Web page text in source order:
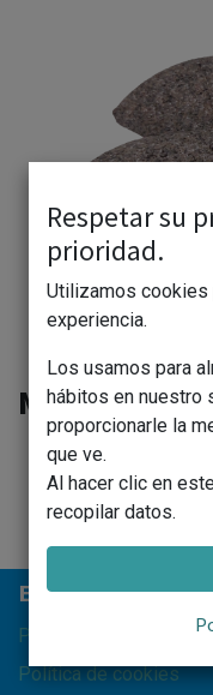
MUELAS
Información
Enlaces de Interés
Política de privacidad
Política de cookies
Respetar su
prioridad.
Utilizamos cookies
experiencia.
Los usamos para
hábitos en nuestro
proporcionarle la
que ve.
Al hacer clic en
recopilar datos.